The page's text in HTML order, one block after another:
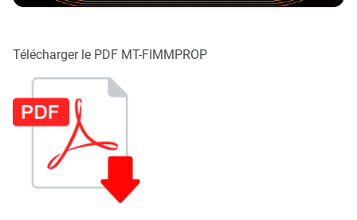
Télécharger le PDF MT-FIMMPROP